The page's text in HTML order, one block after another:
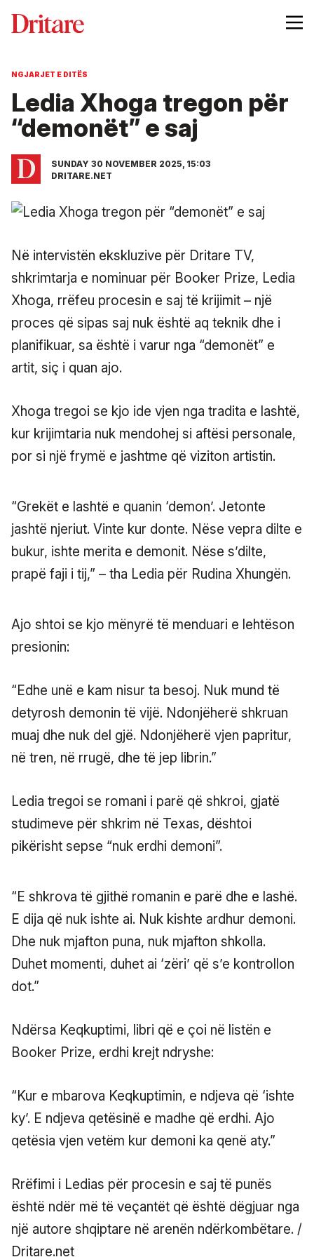
NGJARJET E DITËS
Ledia Xhoga tregon për
“demonët” e saj
SUNDAY 30 NOVEMBER 2025, 15:03
DRITARE.NET
Në intervistën ekskluzive për Dritare TV,
shkrimtarja e nominuar për Booker Prize, Ledia
Xhoga, rrëfeu procesin e saj të krijimit – një
proces që sipas saj nuk është aq teknik dhe i
planifikuar, sa është i varur nga “demonët” e
artit, siç i quan ajo.
Xhoga tregoi se kjo ide vjen nga tradita e lashtë,
kur krijimtaria nuk mendohej si aftësi personale,
por si një frymë e jashtme që viziton artistin.
“Grekët e lashtë e quanin ‘demon’. Jetonte
jashtë njeriut. Vinte kur donte. Nëse vepra dilte e
bukur, ishte merita e demonit. Nëse s’dilte,
prapë faji i tij,” – tha Ledia për Rudina Xhungën.
Ajo shtoi se kjo mënyrë të menduari e lehtëson
presionin:
“Edhe unë e kam nisur ta besoj. Nuk mund të
detyrosh demonin të vijë. Ndonjëherë shkruan
muaj dhe nuk del gjë. Ndonjëherë vjen papritur,
në tren, në rrugë, dhe të jep librin.”
Ledia tregoi se romani i parë që shkroi, gjatë
studimeve për shkrim në Texas, dështoi
pikërisht sepse “nuk erdhi demoni”.
“E shkrova të gjithë romanin e parë dhe e lashë.
E dija që nuk ishte ai. Nuk kishte ardhur demoni.
Dhe nuk mjafton puna, nuk mjafton shkolla.
Duhet momenti, duhet ai ‘zëri’ që s’e kontrollon
dot.”
Ndërsa Keqkuptimi, libri që e çoi në listën e
Booker Prize, erdhi krejt ndryshe:
“Kur e mbarova Keqkuptimin, e ndjeva që ‘ishte
ky’. E ndjeva qetësinë e madhe që erdhi. Ajo
qetësia vjen vetëm kur demoni ka qenë aty.”
Rrëfimi i Ledias për procesin e saj të punës
është ndër më të veçantët që është dëgjuar nga
një autore shqiptare në arenën ndërkombëtare. /
Dritare.net